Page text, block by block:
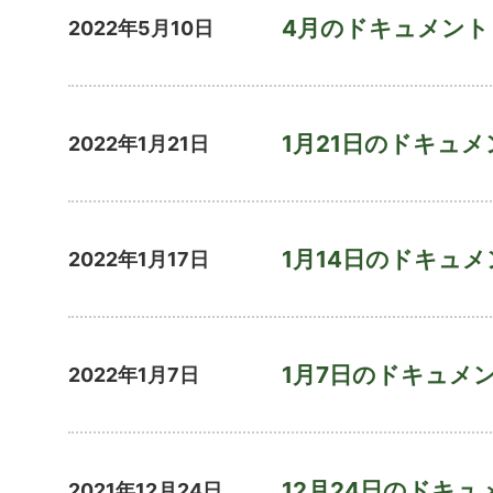
2022年5月10日 4月のドキュメント
2022年1月21日 1月21日のドキュメ
2022年1月17日 1月14日のドキュメ
2022年1月7日 1月7日のドキュメ